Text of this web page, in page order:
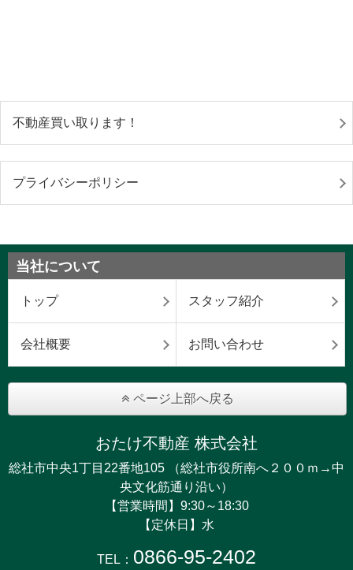
不動産買い取ります！
プライバシーポリシー
当社について
トップ スタッフ紹介
会社概要 お問い合わせ
ページ上部へ戻る
おたけ不動産 株式会社
総社市中央1丁目22番地105 （総社市役所南へ２００ｍ→中
央文化筋通り沿い）
【営業時間】9:30～18:30
【定休日】水
TEL： 0866-95-2402